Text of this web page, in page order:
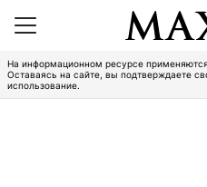
На информационном ресурсе
Оставаясь на сайте, вы подтверждаете
использование.